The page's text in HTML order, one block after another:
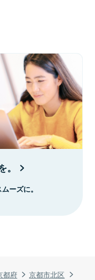
都府
京都市北区
ーズに。